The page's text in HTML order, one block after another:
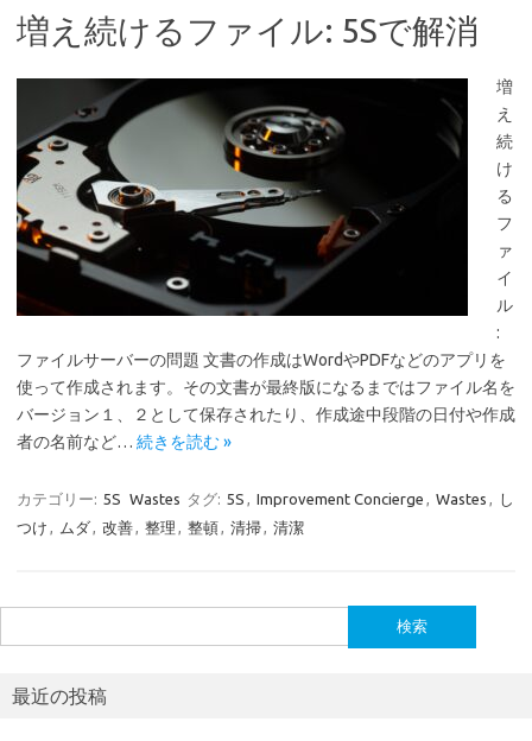
増え続けるファイル: 5Sで解消
増
え
続
け
る
フ
ァ
イ
ル
:
ファイルサーバーの問題 文書の作成はWordやPDFなどのアプリを
使って作成されます。その文書が最終版になるまではファイル名を
バージョン１、２として保存されたり、作成途中段階の日付や作成
者の名前など… 続きを読む »
カテゴリー: 5S Wastes タグ: 5S , Improvement Concierge , Wastes , し
つけ , ムダ, 改善, 整理 , 整頓, 清掃, 清潔
索:
最近の投稿